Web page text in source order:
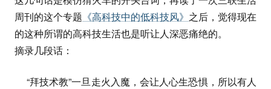
周刊的这个专题 《高科技中的低科技风》 之后，觉得现在
的这种所谓的高科技生活也是听让人深恶痛绝的。
摘录几段话：
“拜技术教”一旦走火入魔，会让人心生恐惧，所以有人